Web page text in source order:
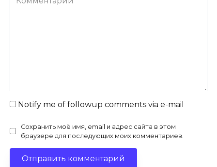
Notify me of followup comments via e-mail
Сохранить моё имя, email и адрес сайта в этом
браузере для последующих моих комментариев.